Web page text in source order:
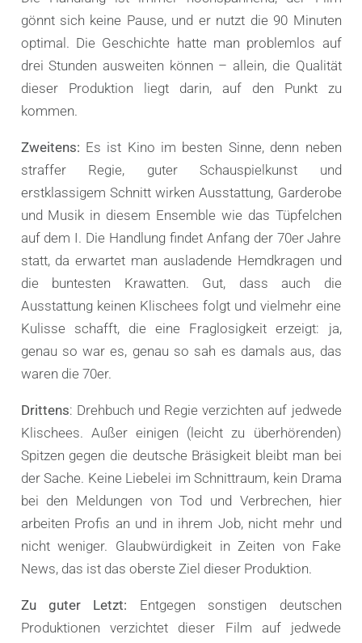
gönnt sich keine Pause, und er nutzt die 90 Minuten
optimal. Die Geschichte hatte man problemlos auf
drei Stunden ausweiten können – allein, die Qualität
dieser Produktion liegt darin, auf den Punkt zu
kommen.
Zweitens: Es ist Kino im besten Sinne, denn neben
straffer Regie, guter Schauspielkunst und
erstklassigem Schnitt wirken Ausstattung, Garderobe
und Musik in diesem Ensemble wie das Tüpfelchen
auf dem I. Die Handlung findet Anfang der 70er Jahre
statt, da erwartet man ausladende Hemdkragen und
die buntesten Krawatten. Gut, dass auch die
Ausstattung keinen Klischees folgt und vielmehr eine
Kulisse schafft, die eine Fraglosigkeit erzeigt: ja,
genau so war es, genau so sah es damals aus, das
waren die 70er.
Drittens: Drehbuch und Regie verzichten auf jedwede
Klischees. Außer einigen (leicht zu überhörenden)
Spitzen gegen die deutsche Bräsigkeit bleibt man bei
der Sache. Keine Liebelei im Schnittraum, kein Drama
bei den Meldungen von Tod und Verbrechen, hier
arbeiten Profis an und in ihrem Job, nicht mehr und
nicht weniger. Glaubwürdigkeit in Zeiten von Fake
News, das ist das oberste Ziel dieser Produktion.
Zu guter Letzt: Entgegen sonstigen deutschen
Produktionen verzichtet dieser Film auf jedwede